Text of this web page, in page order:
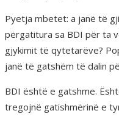
Pyetja mbetet: a janë të
përgatitura sa BDI për ta
gjykimit të qytetarëve?
janë të gatshëm të dalin
BDI është e gatshme.
tregojnë gatishmërinë e